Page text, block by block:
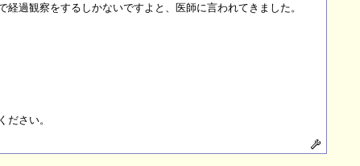
過観察をするしかないですよと、医師に言われてきました。
さい。